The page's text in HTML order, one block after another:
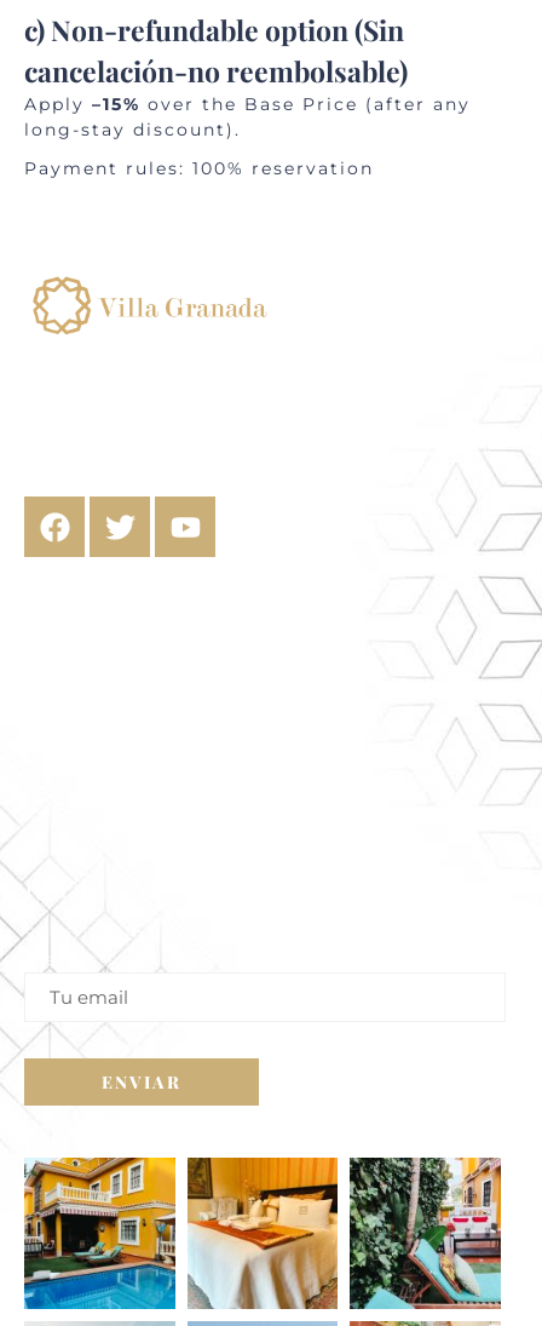
c) Non-refundable option (Sin
cancelación-no reembolsable)
Apply –15% over the Base Price (after any
long-stay discount).
Payment rules: 100% reservation
RECIBE NUESTRAS OFERTAS
Suscríbete a nuestra newsletter para recibir
ofertas exclusivas